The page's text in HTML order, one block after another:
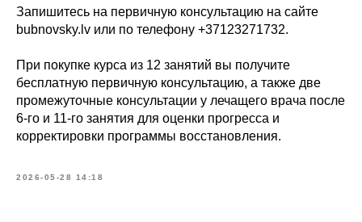
Запишитесь на первичную консультацию на сайте
bubnovsky.lv или по телефону +37123271732.
При покупке курса из 12 занятий вы получите
бесплатную первичную консультацию, а также две
промежуточные консультации у лечащего врача после
6-го и 11-го занятия для оценки прогресса и
корректировки программы восстановления.
2026-05-28 14:18
Записаться